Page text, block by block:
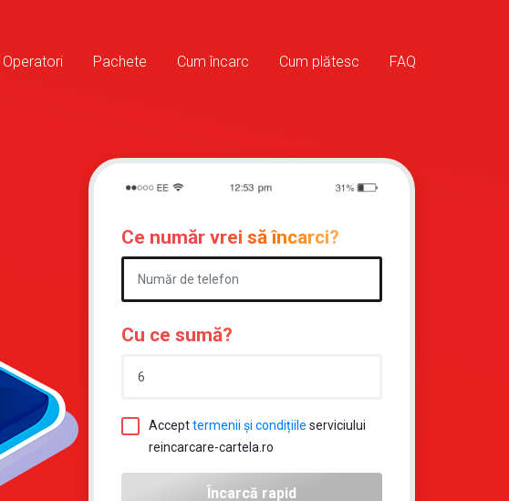
Operatori Pachete Cum încarc Cum plătesc FAQ
Ce număr vrei să încarci?
Cu ce sumă?
Accepttermenii și condițiile serviciului
reincarcare-cartela.ro